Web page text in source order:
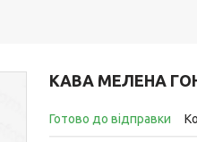
КАВА МЕЛЕНА
Готово до відправки